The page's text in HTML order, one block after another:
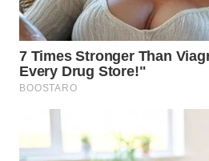
SAMOSIR
WN
PADANG
LAWAS
SUMEDANG